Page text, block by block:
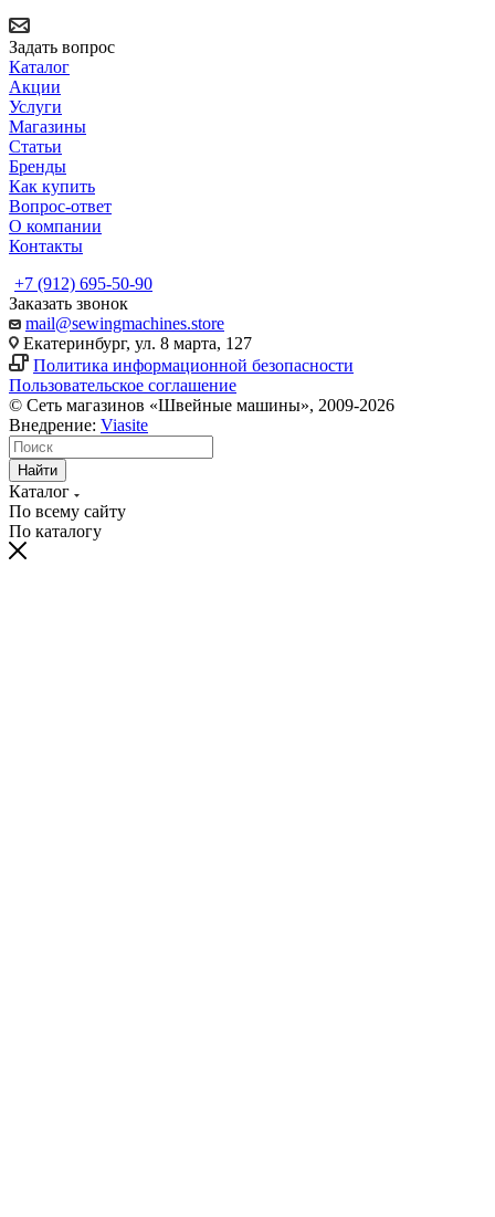
Задать вопрос
Каталог
Акции
Услуги
Магазины
Статьи
Бренды
Как купить
Вопрос-ответ
О компании
Контакты
+7 (912) 695-50-90
Заказать звонок
mail@sewingmachines.store
Екатеринбург, ул. 8 марта, 127
Политика информационной безопасности
Пользовательское соглашение
© Сеть магазинов «Швейные машины», 2009-2026
Внедрение: Viasite
Найти
Каталог
По всему сайту
По каталогу